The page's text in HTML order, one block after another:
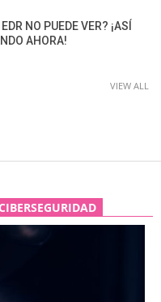
NO PUEDE VER? ¡ASÍ
AHORA!
VIEW ALL